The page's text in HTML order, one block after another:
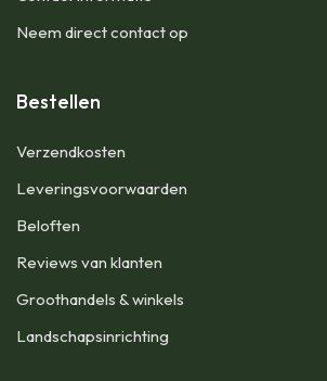
Neem direct contact op
Bestellen
Verzendkosten
Leveringsvoorwaarden
Beloften
Reviews van klanten
Groothandels & winkels
Landschapsinrichting